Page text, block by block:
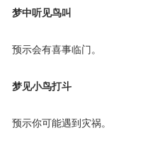
梦中听见鸟叫
预示会有喜事临门。
梦见小鸟打斗
预示你可能遇到灾祸。